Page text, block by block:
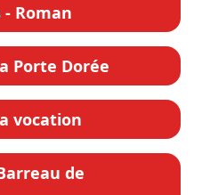
Roman
Porte Dorée
vocation
de